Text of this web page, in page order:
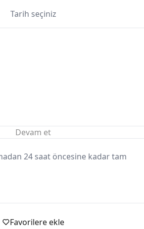
Tarih seçiniz
Devam et
24 saat öncesine kadar tam
alınır ve süreç boyunca korunur.
Favorilere ekle